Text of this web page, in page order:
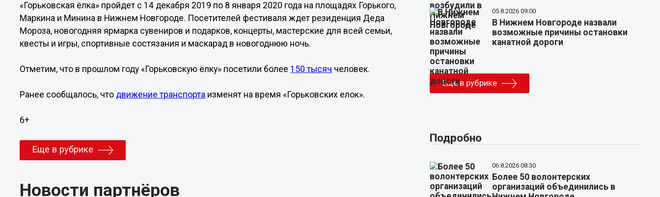
«Горьковская ёлка» пройдет с 14 декабря 2019 по 8 января 2020 года на площадях Горького,
Маркина и Минина в Нижнем Новгороде. Посетителей фестиваля ждет резиденция Деда
Мороза, новогодняя ярмарка сувениров и подарков, концерты, мастерские для всей семьи,
квесты и игры, спортивные состязания и маскарад в новогоднюю ночь.
Отметим, что в прошлом году «Горьковскую ёлку» посетили более 150 тысяч человек.
Ранее сообщалось, что движение транспорта изменят на время «Горьковских елок».
6+
Еще в рубрике
Новости партнёров
05.8.2026 09:00
В Нижнем Новгороде назвали
возможные причины остановки
канатной дороги
Еще в рубрике
Подробно
06.8.2026 08:30
Более 50 волонтерских
организаций объединились в